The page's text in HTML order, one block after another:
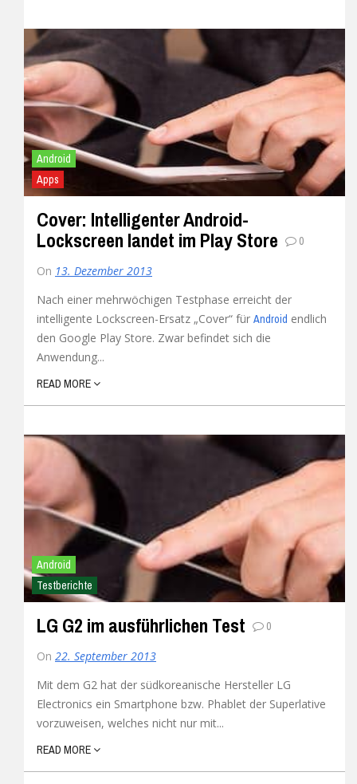
Android
Apps
Cover: Intelligenter Android-
Lockscreen landet im Play Store
0
On 13. Dezember 2013
Nach einer mehrwöchigen Testphase erreicht der
intelligente Lockscreen-Ersatz „Cover“ für Android endlich
den Google Play Store. Zwar befindet sich die
Anwendung...
READ MORE
Android
Testberichte
LG G2 im ausführlichen Test 0
On 22. September 2013
Mit dem G2 hat der südkoreanische Hersteller LG
Electronics ein Smartphone bzw. Phablet der Superlative
vorzuweisen, welches nicht nur mit...
READ MORE